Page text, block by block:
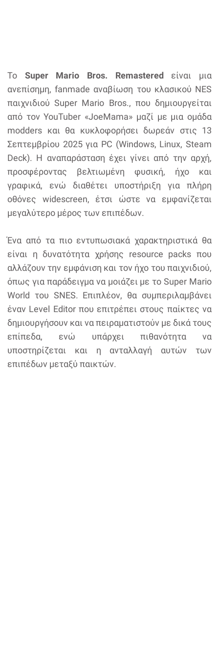
Το Super Mario Bros. Remastered είναι μια
ανεπίσημη, fanmade αναβίωση του κλασικού NES
παιχνιδιού Super Mario Bros., που δημιουργείται
από τον YouTuber «JoeMama» μαζί με μια ομάδα
modders και θα κυκλοφορήσει δωρεάν στις 13
Σεπτεμβρίου 2025 για PC (Windows, Linux, Steam
Deck). Η αναπαράσταση έχει γίνει από την αρχή,
προσφέροντας βελτιωμένη φυσική, ήχο και
γραφικά, ενώ διαθέτει υποστήριξη για πλήρη
οθόνες widescreen, έτσι ώστε να εμφανίζεται
μεγαλύτερο μέρος των επιπέδων.
Ένα από τα πιο εντυπωσιακά χαρακτηριστικά θα
είναι η δυνατότητα χρήσης resource packs που
αλλάζουν την εμφάνιση και τον ήχο του παιχνιδιού,
όπως για παράδειγμα να μοιάζει με το Super Mario
World του SNES. Επιπλέον, θα συμπεριλαμβάνει
έναν Level Editor που επιτρέπει στους παίκτες να
δημιουργήσουν και να πειραματιστούν με δικά τους
επίπεδα, ενώ υπάρχει πιθανότητα να
υποστηρίζεται και η ανταλλαγή αυτών των
επιπέδων μεταξύ παικτών.